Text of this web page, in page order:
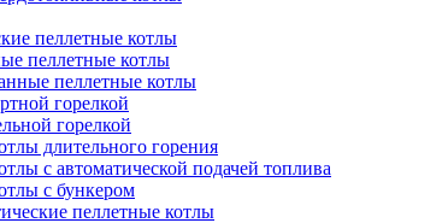
пеллетные котлы
пеллетные котлы
пеллетные котлы
горелкой
горелкой
длительного горения
с автоматической подачей топлива
с бункером
пеллетные котлы